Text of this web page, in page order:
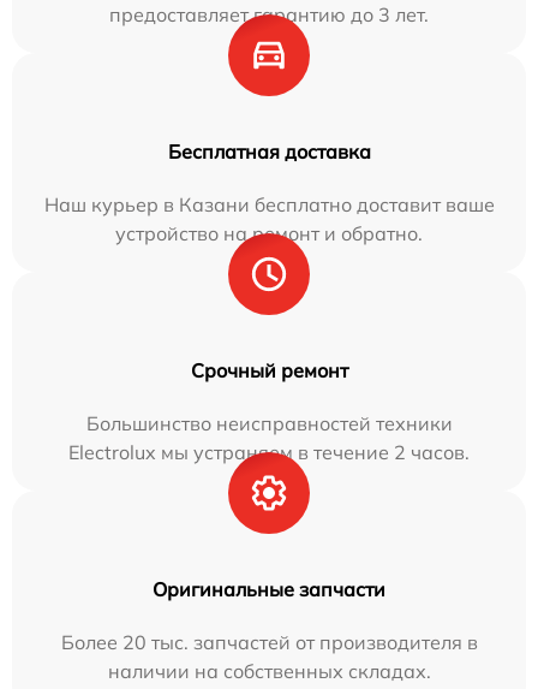
предоставляет гарантию до 3 лет.
Бесплатная доставка
Наш курьер в Казани бесплатно доставит ваше
устройство на ремонт и обратно.
Срочный ремонт
Большинство неисправностей техники
Electrolux мы устраняем в течение 2 часов.
Оригинальные запчасти
Более 20 тыс. запчастей от производителя в
наличии на собственных складах.